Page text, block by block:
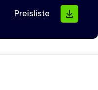
Preisliste